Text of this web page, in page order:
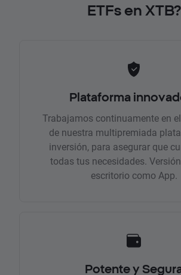
ETFs en XTB?
Plataforma
Trabajamos continuamente en
de nuestra multipremiada
inversión, para asegurar que
todas tus necesidades.
escritorio como App.
Potente y